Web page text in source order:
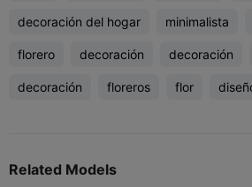
decoración del hogar minimalista
florero decoración decoración
decoración floreros flor
Related Models